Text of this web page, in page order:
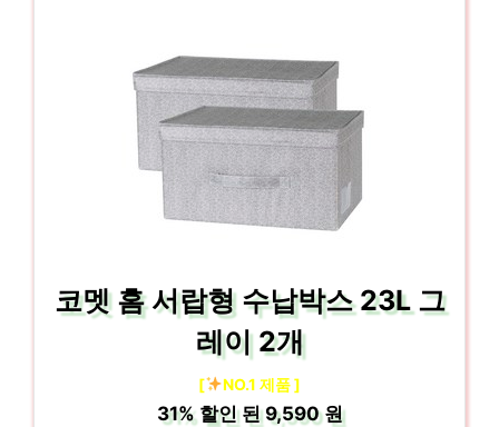
코멧 홈 서랍형 수납박스 23L 그
레이 2개
[ NO.1 제품 ]
31%할인 된9,590 원